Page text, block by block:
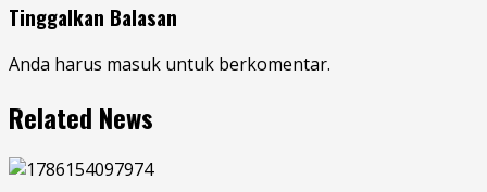
Tinggalkan Balasan
Anda harus masuk untuk berkomentar.
Related News